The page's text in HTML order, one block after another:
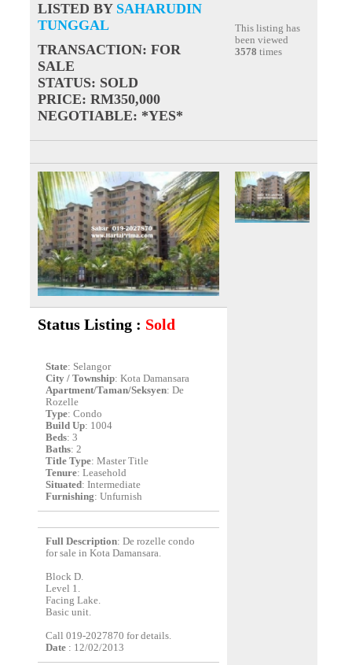
LISTED BY SAHARUDIN
TUNGGAL
TRANSACTION: FOR
SALE
STATUS: SOLD
PRICE: RM350,000
NEGOTIABLE: *YES*
This listing has
been viewed
3578 times
Status Listing : Sold
State: Selangor
City / Township: Kota Damansara
Apartment/Taman/Seksyen: De
Rozelle
Type: Condo
Build Up: 1004
Beds: 3
Baths: 2
Title Type: Master Title
Tenure: Leasehold
Situated: Intermediate
Furnishing: Unfurnish
Full Description: De rozelle condo
for sale in Kota Damansara.
Block D.
Level 1.
Facing Lake.
Basic unit.
Call 019-2027870 for details.
Date : 12/02/2013